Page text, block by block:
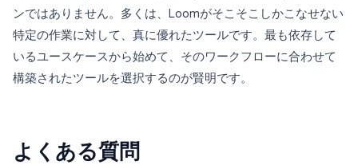
ンではありません。多くは、Loomがそこそこしかこなせない
特定の作業に対して、真に優れたツールです。最も依存して
いるユースケースから始めて、そのワークフローに合わせて
構築されたツールを選択するのが賢明です。
よくある質問